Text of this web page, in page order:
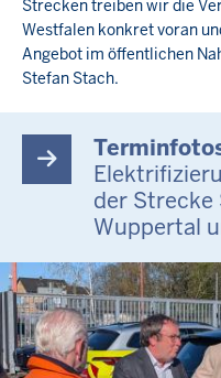
Strecken treiben wir die
Westfalen konkret voran
Angebot im öffentlichen
Stefan Stach.
der Strecke
Wuppertal
Navigationshinweise
zur
Galerie
Benutze
im
nächsten
Element
die